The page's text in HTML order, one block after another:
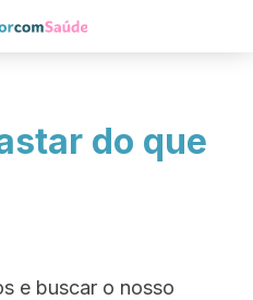
do que
e buscar o nosso